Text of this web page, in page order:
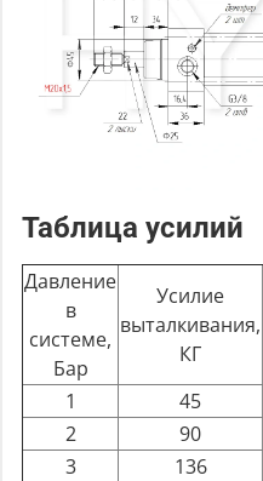
Таблица усилий
Давление
в
системе,
Бар
Усилие
выталкивания,
КГ
1 45
2
90
3
136